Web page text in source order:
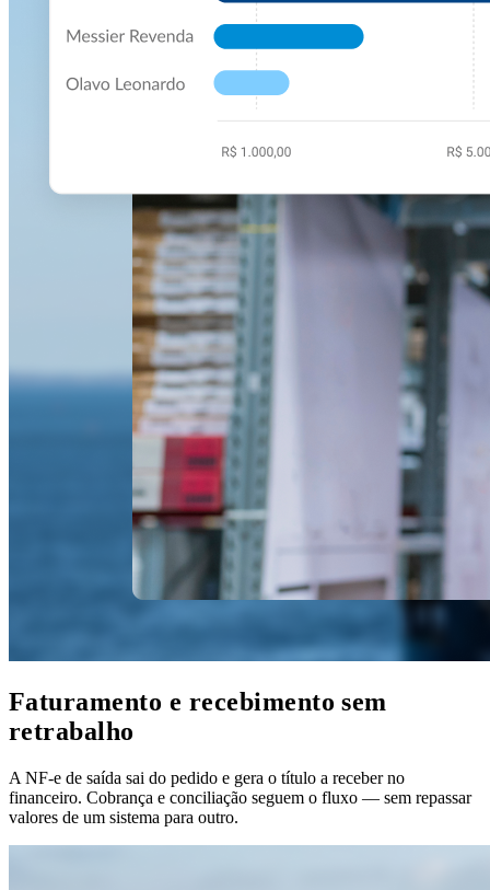
Faturamento e recebimento sem
retrabalho
A NF-e de saída sai do pedido e gera o título a receber no
financeiro. Cobrança e conciliação seguem o fluxo — sem repassar
valores de um sistema para outro.